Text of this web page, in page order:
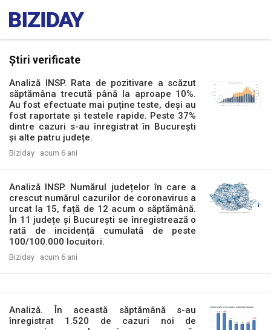
Știri verificate
Analiză INSP. Rata de pozitivare a scăzut
săptămâna trecută până la aproape 10%.
Au fost efectuate mai puține teste, deși au
fost raportate și testele rapide. Peste 37%
dintre cazuri s-au înregistrat în București
și alte patru județe.
Biziday · acum 6 ani
Analiză INSP. Numărul județelor în care a
crescut numărul cazurilor de coronavirus a
urcat la 15, față de 12 acum o săptămână.
În 11 județe și București se înregistrează o
rată de incidență cumulată de peste
100/100.000 locuitori.
Biziday · acum 6 ani
Analiză. În această săptămână s-au
înregistrat 1.520 de cazuri noi de